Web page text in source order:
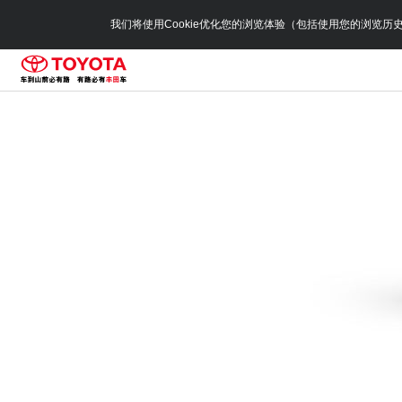
我们将使用Cookie优化您的浏览体验（包括使用您的浏览历